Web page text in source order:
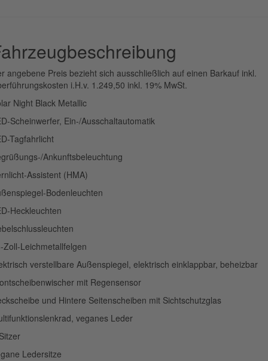
angebene Preis bezieht sich ausschließlich auf einen Barkauf inkl.
i.H.v. 1.249,50 inkl. 19% MwSt.
Night Black Metallic
Scheinwerfer, Ein-/Ausschaltautomatik
Tagfahrlicht
Ankunftsbeleuchtung
Assistent (HMA)
Bodenleuchten
Heckleuchten
Zoll-Leichmetallfelgen
verstellbare Außenspiegel, elektrisch einklappbar, beheizbar
mit Regensensor
und Hintere Seitenscheiben mit Sichtschutzglas
veganes Leder
Ledersitze